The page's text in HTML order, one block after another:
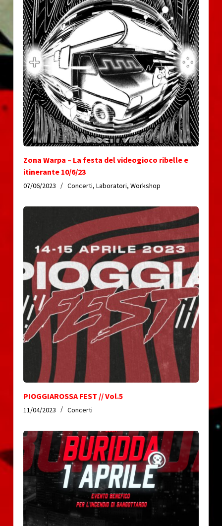
Zona Warpa – La festa del videogioco ribelle e
itinerante 10/6/23
07/06/2023 Concerti, Laboratori, Workshop
PIOGGIAROSSA FEST // Vol.5
11/04/2023 Concerti